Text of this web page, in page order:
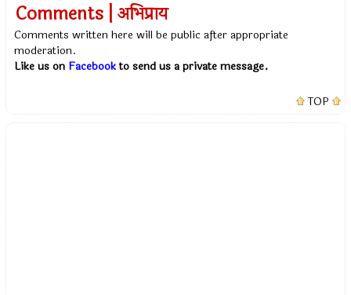
Comments | अभिप्राय
Comments written here will be public after appropriate
moderation.
Like us on Facebookto send us a private message.
TOP